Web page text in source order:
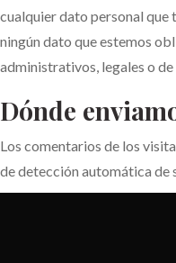
cualquier dato personal que
ningún dato que estemos
administrativos, legales o
Dónde
Los comentarios de los
de detección automática de